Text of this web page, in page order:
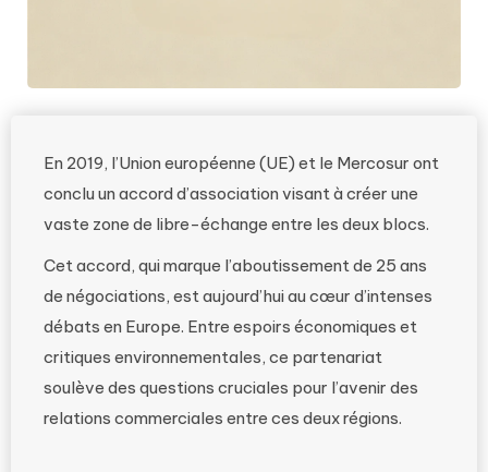
En 2019, l’Union européenne (UE) et le Mercosur ont
conclu un accord d’association visant à créer une
vaste zone de libre-échange entre les deux blocs.
Cet accord, qui marque l’aboutissement de 25 ans
de négociations, est aujourd’hui au cœur d’intenses
débats en Europe. Entre espoirs économiques et
critiques environnementales, ce partenariat
soulève des questions cruciales pour l’avenir des
relations commerciales entre ces deux régions.